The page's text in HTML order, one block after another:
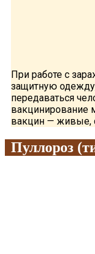
При работе с
защитную
передаваться
вакцинирование
вакцин — живые,
Пуллороз